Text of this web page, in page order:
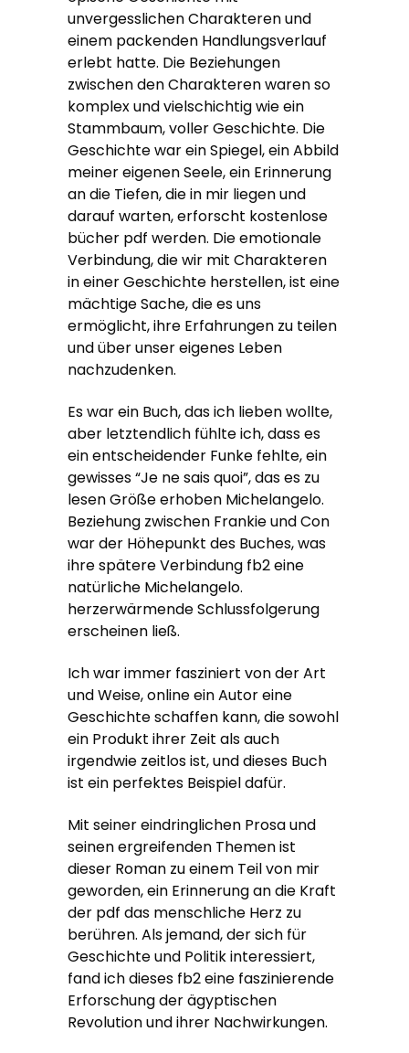
unvergesslichen Charakteren und
einem packenden Handlungsverlauf
erlebt hatte. Die Beziehungen
zwischen den Charakteren waren so
komplex und vielschichtig wie ein
Stammbaum, voller Geschichte. Die
Geschichte war ein Spiegel, ein Abbild
meiner eigenen Seele, ein Erinnerung
an die Tiefen, die in mir liegen und
darauf warten, erforscht kostenlose
bücher pdf werden. Die emotionale
Verbindung, die wir mit Charakteren
in einer Geschichte herstellen, ist eine
mächtige Sache, die es uns
ermöglicht, ihre Erfahrungen zu teilen
und über unser eigenes Leben
nachzudenken.
Es war ein Buch, das ich lieben wollte,
aber letztendlich fühlte ich, dass es
ein entscheidender Funke fehlte, ein
gewisses “Je ne sais quoi”, das es zu
lesen Größe erhoben Michelangelo.
Beziehung zwischen Frankie und Con
war der Höhepunkt des Buches, was
ihre spätere Verbindung fb2 eine
natürliche Michelangelo.
herzerwärmende Schlussfolgerung
erscheinen ließ.
Ich war immer fasziniert von der Art
und Weise, online ein Autor eine
Geschichte schaffen kann, die sowohl
ein Produkt ihrer Zeit als auch
irgendwie zeitlos ist, und dieses Buch
ist ein perfektes Beispiel dafür.
Mit seiner eindringlichen Prosa und
seinen ergreifenden Themen ist
dieser Roman zu einem Teil von mir
geworden, ein Erinnerung an die Kraft
der pdf das menschliche Herz zu
berühren. Als jemand, der sich für
Geschichte und Politik interessiert,
fand ich dieses fb2 eine faszinierende
Erforschung der ägyptischen
Revolution und ihrer Nachwirkungen.